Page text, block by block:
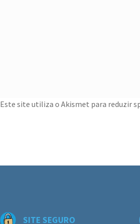
Este site utiliza o Akismet para reduzir
SITE SEGURO